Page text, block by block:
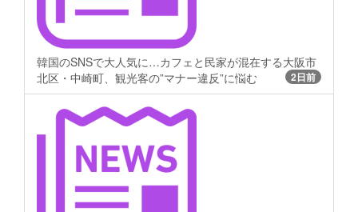
韓国のSNSで大人気に…カフェと民家が混在する大阪市
北区・中崎町、観光客の”マナー違反”に悩む
2日前